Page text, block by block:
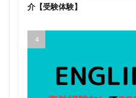
介【受験体験】